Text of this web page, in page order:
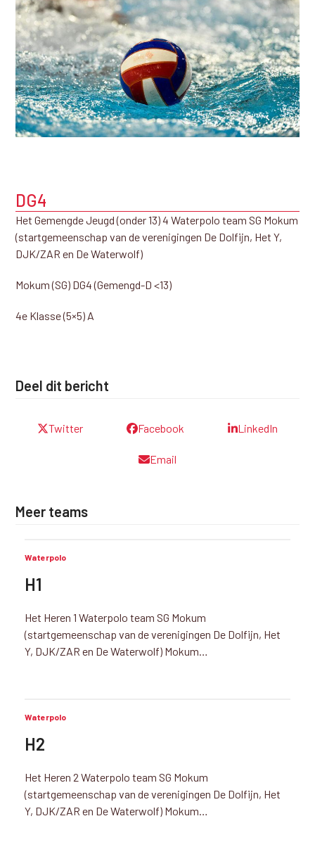
DG4
Het Gemengde Jeugd (onder 13) 4 Waterpolo team SG Mokum
(startgemeenschap van de verenigingen De Dolfijn, Het Y,
DJK/ZAR en De Waterwolf)
Mokum (SG) DG4 (Gemengd-D <13)
4e Klasse (5×5) A
Deel dit bericht
Twitter Facebook LinkedIn
Email
Meer teams
Waterpolo
H1
Het Heren 1 Waterpolo team SG Mokum
(startgemeenschap van de verenigingen De Dolfijn, Het
Y, DJK/ZAR en De Waterwolf) Mokum…
Waterpolo
H2
Het Heren 2 Waterpolo team SG Mokum
(startgemeenschap van de verenigingen De Dolfijn, Het
Y, DJK/ZAR en De Waterwolf) Mokum…